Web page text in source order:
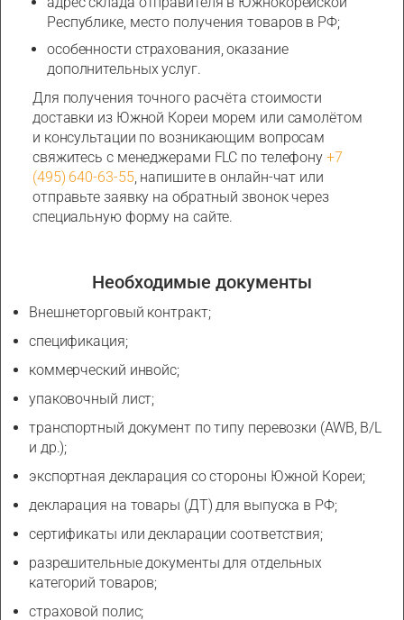
Республике, место получения товаров в РФ;
особенности страхования, оказание
дополнительных услуг.
Для получения точного расчёта стоимости
доставки из Южной Кореи морем или самолётом
и консультации по возникающим вопросам
свяжитесь с менеджерами FLC по телефону +7
(495) 640-63-55, напишите в онлайн-чат или
отправьте заявку на обратный звонок через
специальную форму на сайте.
Необходимые документы
Внешнеторговый контракт;
спецификация;
коммерческий инвойс;
упаковочный лист;
транспортный документ по типу перевозки (AWB, B/L
и др.);
экспортная декларация со стороны Южной Кореи;
декларация на товары (ДТ) для выпуска в РФ;
сертификаты или декларации соответствия;
разрешительные документы для отдельных
категорий товаров;
страховой полис;